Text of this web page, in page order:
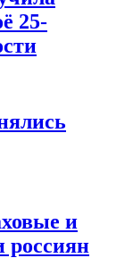
25-
и
россиян